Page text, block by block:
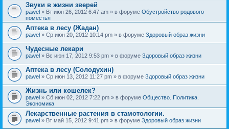
Звуки в жизни зверей
pawel » Вт июн 26, 2012 6:47 am » в форуме Обустройство родового
поместья
Аптека в лесу (Жадан)
pawel » Ср июн 20, 2012 10:14 pm » в форуме Здоровый образ жизни
Чудесные лекари
pawel » Вс июн 17, 2012 9:53 pm » в форуме Здоровый образ жизни
Аптека в лесу (Солодухин)
pawel » Ср июн 13, 2012 11:27 pm » в форуме Здоровый образ жизни
Жизнь или кошелек?
pawel » Сб июн 02, 2012 7:22 pm » в форуме Общество. Политика.
Экономика
Лекарственные растения в стамотологии.
pawel » Вт май 15, 2012 9:41 pm » в форуме Здоровый образ жизни